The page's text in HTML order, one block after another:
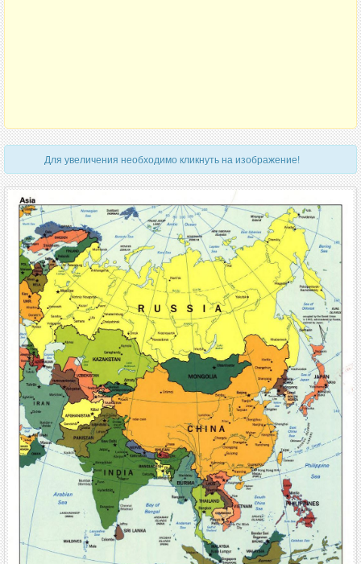
Для увеличения необходимо кликнуть на изображение!